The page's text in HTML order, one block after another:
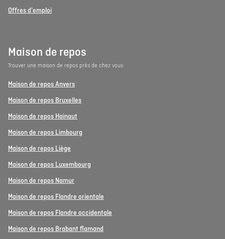
Offres d'emploi
Maison de repos
Trouver une maison de repos près de chez vous
Maison de repos Anvers
Maison de repos Bruxelles
Maison de repos Hainaut
Maison de repos Limbourg
Maison de repos Liège
Maison de repos Luxembourg
Maison de repos Namur
Maison de repos Flandre orientale
Maison de repos Flandre occidentale
Maison de repos Brabant flamand